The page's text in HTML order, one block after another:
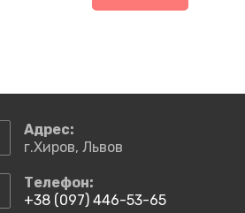
Адрес:
г.Хиров, Львов
Телефон:
+38 (097) 446-53-65